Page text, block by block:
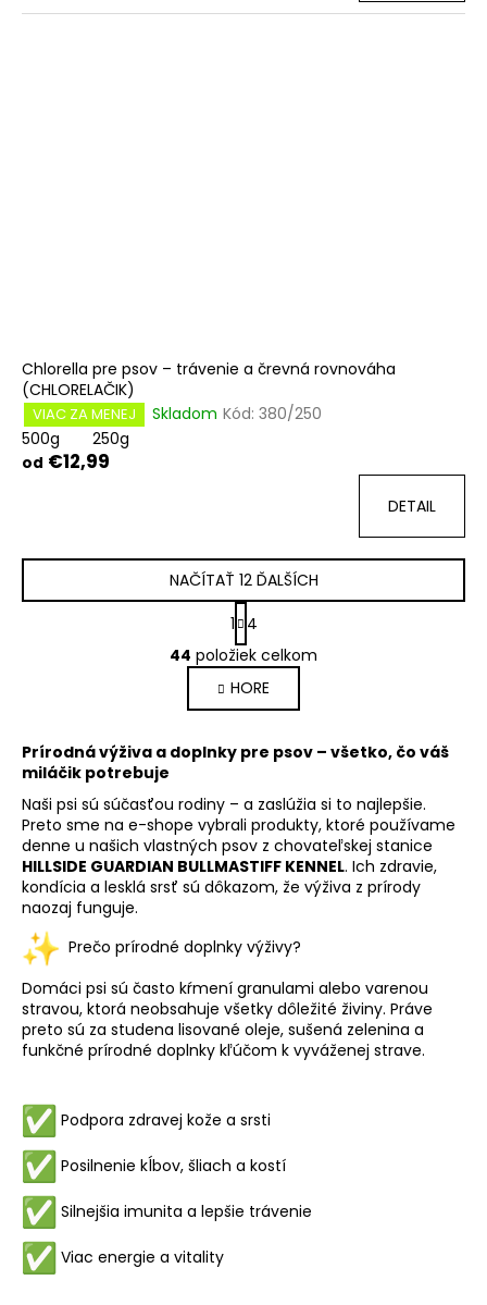
Chlorella pre psov – trávenie a črevná rovnováha
(CHLORELAČIK)
VIAC ZA MENEJ Skladom Kód: 380/250
500g
250g
od €12,99
DETAIL
O
v
l
á
a
i
e
p
r
y
v
ý
p
i
NAČÍTAŤ 12 ĎALŠÍCH
S
t
r
á
n
k
v
n
i
e
1
4
44 položiek celkom
HORE
Prírodná výživa a doplnky pre psov – všetko, čo váš
miláčik potrebuje
Naši psi sú súčasťou rodiny – a zaslúžia si to najlepšie.
Preto sme na e-shope vybrali produkty, ktoré používame
denne u našich vlastných psov z chovateľskej stanice
HILLSIDE GUARDIAN BULLMASTIFF KENNEL. Ich zdravie,
kondícia a lesklá srsť sú dôkazom, že výživa z prírody
naozaj funguje.
Prečo prírodné doplnky výživy?
Domáci psi sú často kŕmení granulami alebo varenou
stravou, ktorá neobsahuje všetky dôležité živiny. Práve
preto sú za studena lisované oleje, sušená zelenina a
funkčné prírodné doplnky kľúčom k vyváženej strave.
Podpora zdravej kože a srsti
Posilnenie kĺbov, šliach a kostí
Silnejšia imunita a lepšie trávenie
Viac energie a vitality